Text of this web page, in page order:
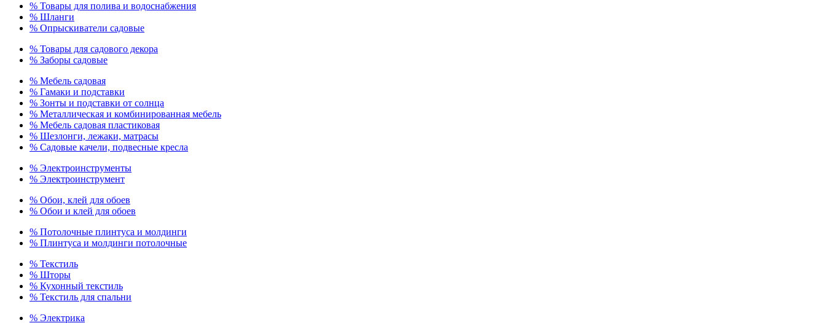
% Товары для полива и водоснабжения
% Шланги
% Опрыскиватели садовые
% Товары для садового декора
% Заборы садовые
% Мебель садовая
% Гамаки и подставки
% Зонты и подставки от солнца
% Металлическая и комбинированная мебель
% Мебель садовая пластиковая
% Шезлонги, лежаки, матрасы
% Садовые качели, подвесные кресла
% Электроинструменты
% Электроинструмент
% Обои, клей для обоев
% Обои и клей для обоев
% Потолочные плинтуса и молдинги
% Плинтуса и молдинги потолочные
% Текстиль
% Шторы
% Кухонный текстиль
% Текстиль для спальни
% Электрика